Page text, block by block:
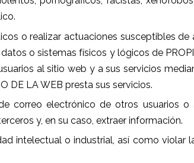
o realizar actuaciones susceptibles de
o sistemas físicos y lógicos de
al sitio web y a sus servicios
DE LA WEB presta sus servicios.
correo electrónico de otros usuarios
y, en su caso, extraer información.
intelectual o industrial, así como violar